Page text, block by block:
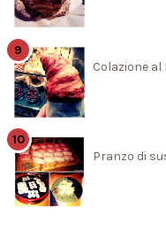
Colazione
Pranzo di